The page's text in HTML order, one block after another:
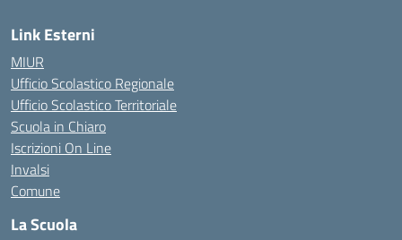
Link Esterni
MIUR
Ufficio Scolastico Regionale
Ufficio Scolastico Territoriale
Scuola in Chiaro
Iscrizioni On Line
Invalsi
Comune
La Scuola